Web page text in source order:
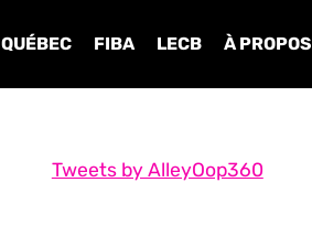
QUÉBEC FIBA LECB À PROPOS
Tweets by AlleyOop360